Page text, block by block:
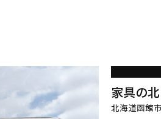
家具の
北海道函館